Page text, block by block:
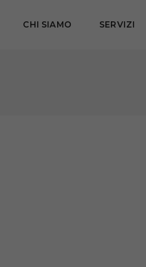
CHI SIAMO SERVIZI